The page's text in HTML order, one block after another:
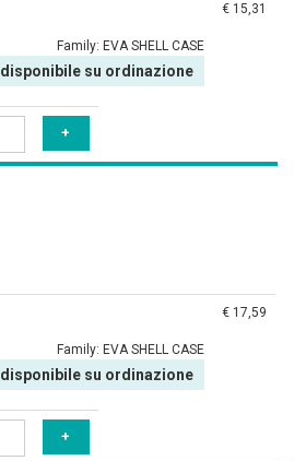
Family: EVA SHELL CASE
disponibile su ordinazione
€ 15,31
Family: EVA SHELL CASE
disponibile su ordinazione
€ 17,59